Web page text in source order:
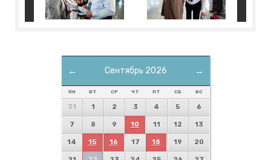
← →
Сентябрь 2026
ПН ВТ СР ЧТ ПТ СБ ВС
31 1 2 3 4 5 6
7 8 9 10 11 12 13
14 15 16 17 18 19 20